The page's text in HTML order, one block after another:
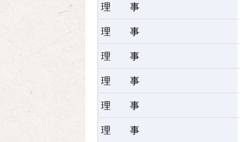
理 事
理 事
理 事
理 事
理 事
理 事